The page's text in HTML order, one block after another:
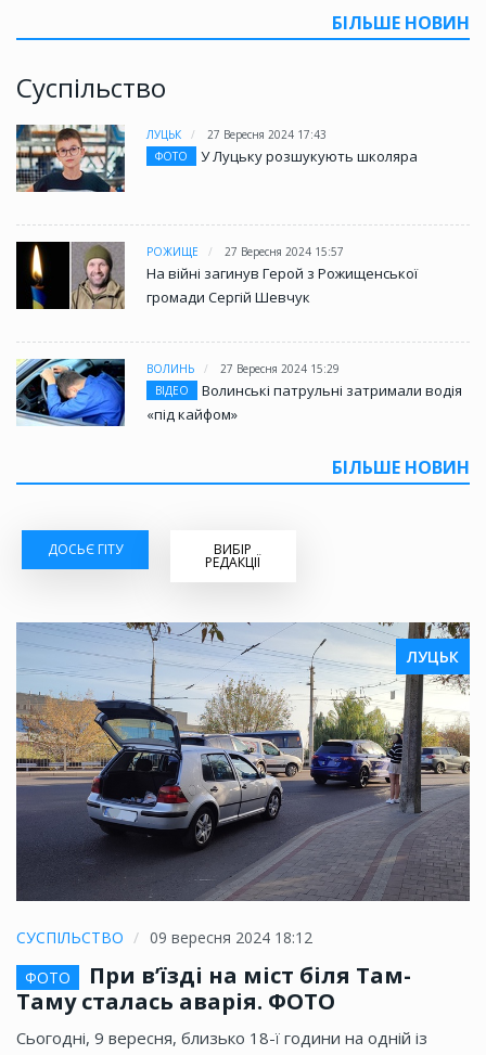
БІЛЬШЕ НОВИН
Суспільство
ЛУЦЬК
27 Вересня 2024 17:43
ФОТО
У Луцьку розшукують школяра
РОЖИЩЕ 27 Вересня 2024 15:57
На війні загинув Герой з Рожищенської
громади Сергій Шевчук
ВОЛИНЬ
27 Вересня 2024 15:29
ВІДЕО
Волинські патрульні затримали водія
«під кайфом»
БІЛЬШЕ НОВИН
ДОСЬЄ ГІТУ ВИБІР
РЕДАКЦІЇ
ЛУЦЬК
СУСПІЛЬСТВО
09 вересня 2024 18:12
ФОТО
При в’їзді на міст біля Там-
Таму сталась аварія. ФОТО
Сьогодні, 9 вересня, близько 18-ї години на одній із